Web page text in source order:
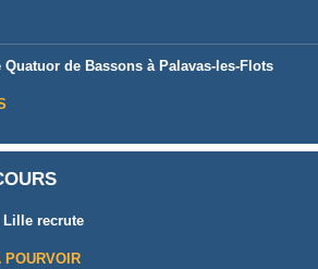
Quatuor de Bassons à Palavas-les-Flots
Lille recrute
POURVOIR